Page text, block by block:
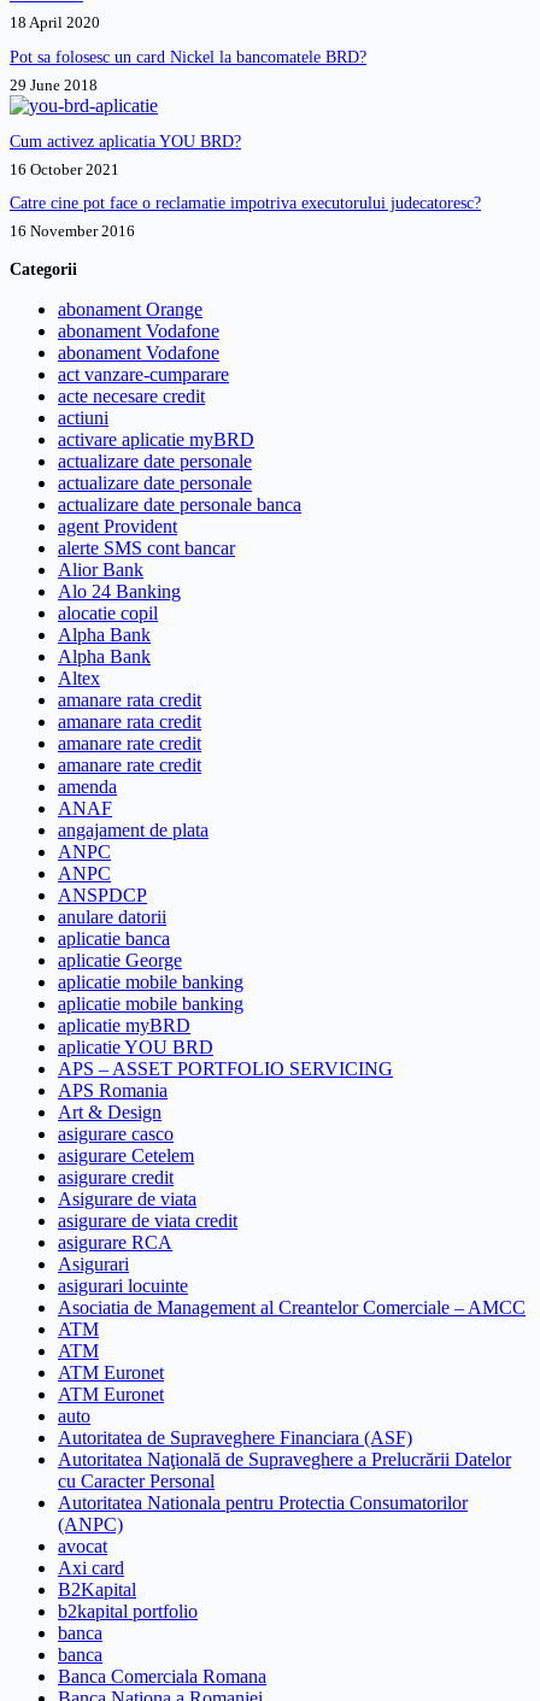
18 April 2020
Pot sa folosesc un card Nickel la bancomatele BRD?
29 June 2018
Cum activez aplicatia YOU BRD?
16 October 2021
Catre cine pot face o reclamatie impotriva executorului judecatoresc?
16 November 2016
Categorii
abonament Orange
abonament Vodafone
abonament Vodafone
act vanzare-cumparare
acte necesare credit
actiuni
activare aplicatie myBRD
actualizare date personale
actualizare date personale
actualizare date personale banca
agent Provident
alerte SMS cont bancar
Alior Bank
Alo 24 Banking
alocatie copil
Alpha Bank
Alpha Bank
Altex
amanare rata credit
amanare rata credit
amanare rate credit
amanare rate credit
amenda
ANAF
angajament de plata
ANPC
ANPC
ANSPDCP
anulare datorii
aplicatie banca
aplicatie George
aplicatie mobile banking
aplicatie mobile banking
aplicatie myBRD
aplicatie YOU BRD
APS – ASSET PORTFOLIO SERVICING
APS Romania
Art & Design
asigurare casco
asigurare Cetelem
asigurare credit
Asigurare de viata
asigurare de viata credit
asigurare RCA
Asigurari
asigurari locuinte
Asociatia de Management al Creantelor Comerciale – AMCC
ATM
ATM
ATM Euronet
ATM Euronet
auto
Autoritatea de Supraveghere Financiara (ASF)
Autoritatea Naţională de Supraveghere a Prelucrării Datelor
cu Caracter Personal
Autoritatea Nationala pentru Protectia Consumatorilor
(ANPC)
avocat
Axi card
B2Kapital
b2kapital portfolio
banca
banca
Banca Comerciala Romana